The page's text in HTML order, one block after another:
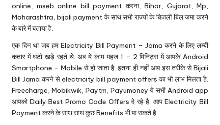
online, mseb online bill payment करना, Bihar, Gujarat, Mp,
Maharashtra, bijali payment के साथ सभी राज्यों के बिजली बिल जमा करने
के बारे में बताया है.
एक दिन था जब हम Electricity Bill Payment – Jama करने के लिए लम्बी
कतार में घंटो खड़े रहते थे. अब ये काम महज 1 – 2 मिनिट्स में आपके Android
Smartphone – Mobile से हो जाता है. इतना ही नहीं आप इस तरीके से Bijali
Bill Jama करने से electricity bill payment offers का भी लाभ मिलता है.
Freecharge, Mobikwik, Paytm, Payumoney ये सभी Android app
आपको Daily Best Promo Code Offers दे रहे है. आप Electricity Bill
Payment करने के साथ साथ कुछ Benefits भी पा सकते है.